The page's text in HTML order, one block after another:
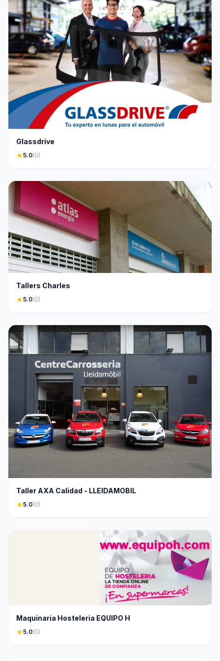
Glassdrive
star5.0(0)
Tallers Charles
star5.0(0)
Taller AXA Calidad - LLEIDAMOBIL
star5.0(0)
Maquinaria Hosteleria EQUIPO H
star5.0(0)